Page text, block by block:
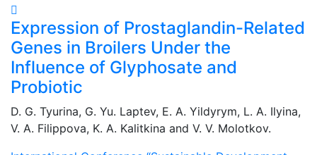
Expression of Prostaglandin-Related
Genes in Broilers Under the
Influence of Glyphosate and
Probiotic
D. G. Tyurina, G. Yu. Laptev, E. A. Yildyrym, L. A. Ilyina,
V. A. Filippova, K. A. Kalitkina and V. V. Molotkov.